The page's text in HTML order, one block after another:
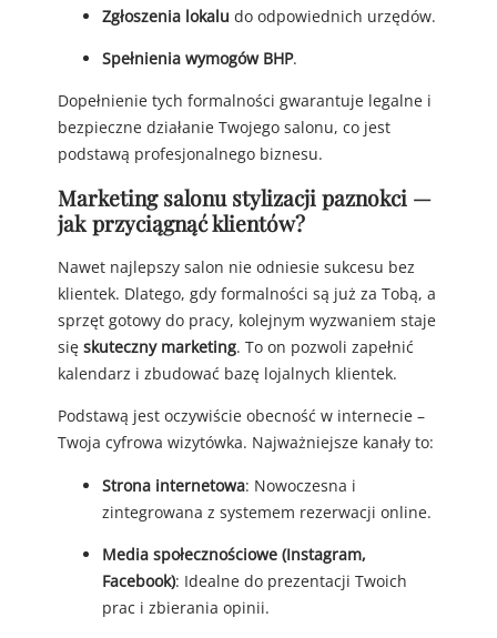
Zgłoszenia lokalu do odpowiednich urzędów.
Spełnienia wymogów BHP.
Dopełnienie tych formalności gwarantuje legalne i
bezpieczne działanie Twojego salonu, co jest
podstawą profesjonalnego biznesu.
Marketing salonu stylizacji paznokci —
jak przyciągnąć klientów?
Nawet najlepszy salon nie odniesie sukcesu bez
klientek. Dlatego, gdy formalności są już za Tobą, a
sprzęt gotowy do pracy, kolejnym wyzwaniem staje
się skuteczny marketing. To on pozwoli zapełnić
kalendarz i zbudować bazę lojalnych klientek.
Podstawą jest oczywiście obecność w internecie –
Twoja cyfrowa wizytówka. Najważniejsze kanały to:
Strona internetowa: Nowoczesna i
zintegrowana z systemem rezerwacji online.
Media społecznościowe (Instagram,
Facebook): Idealne do prezentacji Twoich
prac i zbierania opinii.